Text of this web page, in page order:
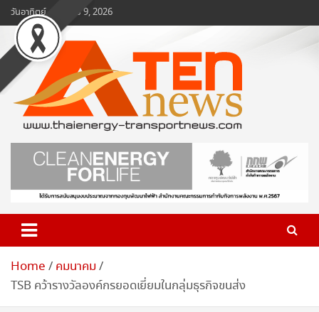
Skip
to
content
วันอาทิตย์, สิงหาคม 9, 2026
www.ten-news.com
ข่าวพลังงานและคมนาคม
Home
คมนาคม
TSB คว้ารางวัลองค์กรยอดเยี่ยมในกลุ่มธุรกิจขนส่ง